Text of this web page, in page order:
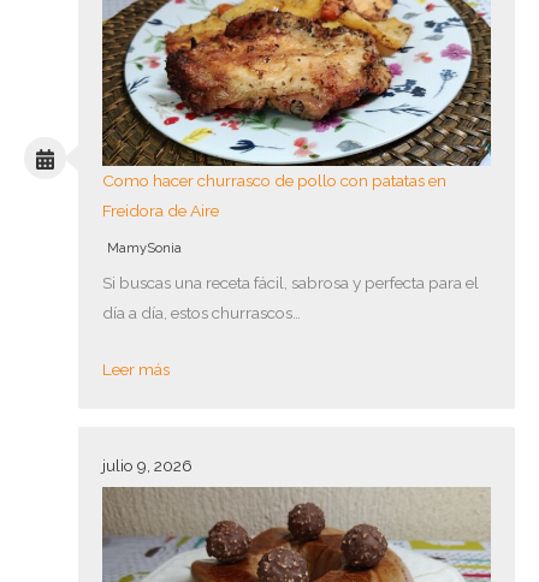
Como hacer churrasco de pollo con patatas en
Freidora de Aire
MamySonia
Si buscas una receta fácil, sabrosa y perfecta para el
día a día, estos churrascos…
Leer más
julio 9, 2026